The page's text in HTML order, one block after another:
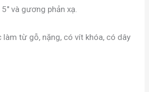
và gương phản xạ.
làm từ gỗ, nặng, có vít khóa, có dây